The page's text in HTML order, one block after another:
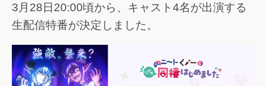
3月28日20:00頃から、キャスト4名が出演する
生配信特番が決定しました。